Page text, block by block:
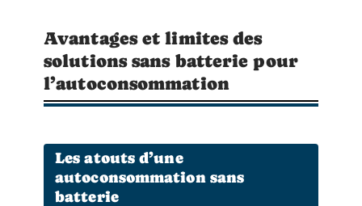
Avantages et limites des
solutions sans batterie pour
l’autoconsommation
Les atouts d’une
autoconsommation sans
batterie